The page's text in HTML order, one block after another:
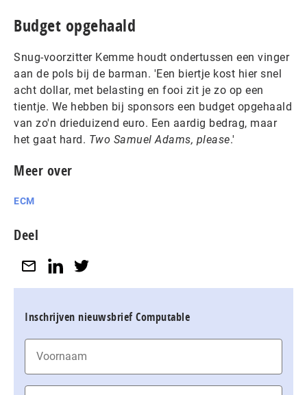
Budget opgehaald
Snug-voorzitter Kemme houdt ondertussen een vinger
aan de pols bij de barman. 'Een biertje kost hier snel
acht dollar, met belasting en fooi zit je zo op een
tientje. We hebben bij sponsors een budget opgehaald
van zo'n drieduizend euro. Een aardig bedrag, maar
het gaat hard. Two Samuel Adams, please.'
Meer over
ECM
Deel
Inschrijven nieuwsbrief Computable